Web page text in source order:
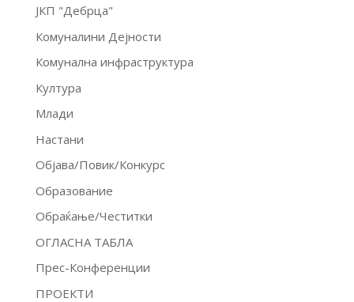
ЈКП "Дебрца"
Комуналини Дејности
Комунална инфраструктура
Култура
Млади
Настани
Објава/Повик/Конкурс
Образование
Обраќање/Честитки
ОГЛАСНА ТАБЛА
Прес-Конференции
ПРОЕКТИ